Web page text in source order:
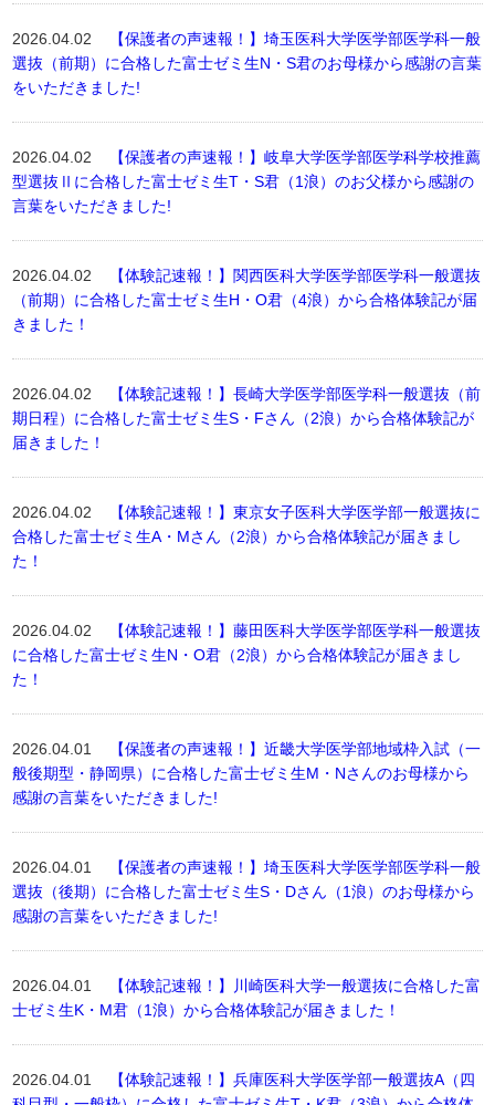
2026.04.02
【保護者の声速報！】埼玉医科大学医学部医学科一般
選抜（前期）に合格した富士ゼミ生N・S君のお母様から感謝の言葉
をいただきました!
2026.04.02
【保護者の声速報！】岐阜大学医学部医学科学校推薦
型選抜Ⅱに合格した富士ゼミ生T・S君（1浪）のお父様から感謝の
言葉をいただきました!
2026.04.02
【体験記速報！】関西医科大学医学部医学科一般選抜
（前期）に合格した富士ゼミ生H・O君（4浪）から合格体験記が届
きました！
2026.04.02
【体験記速報！】長崎大学医学部医学科一般選抜（前
期日程）に合格した富士ゼミ生S・Fさん（2浪）から合格体験記が
届きました！
2026.04.02
【体験記速報！】東京女子医科大学医学部一般選抜に
合格した富士ゼミ生A・Mさん（2浪）から合格体験記が届きまし
た！
2026.04.02
【体験記速報！】藤田医科大学医学部医学科一般選抜
に合格した富士ゼミ生N・O君（2浪）から合格体験記が届きまし
た！
2026.04.01
【保護者の声速報！】近畿大学医学部地域枠入試（一
般後期型・静岡県）に合格した富士ゼミ生M・Nさんのお母様から
感謝の言葉をいただきました!
2026.04.01
【保護者の声速報！】埼玉医科大学医学部医学科一般
選抜（後期）に合格した富士ゼミ生S・Dさん（1浪）のお母様から
感謝の言葉をいただきました!
2026.04.01
【体験記速報！】川崎医科大学一般選抜に合格した富
士ゼミ生K・M君（1浪）から合格体験記が届きました！
2026.04.01
【体験記速報！】兵庫医科大学医学部一般選抜A（四